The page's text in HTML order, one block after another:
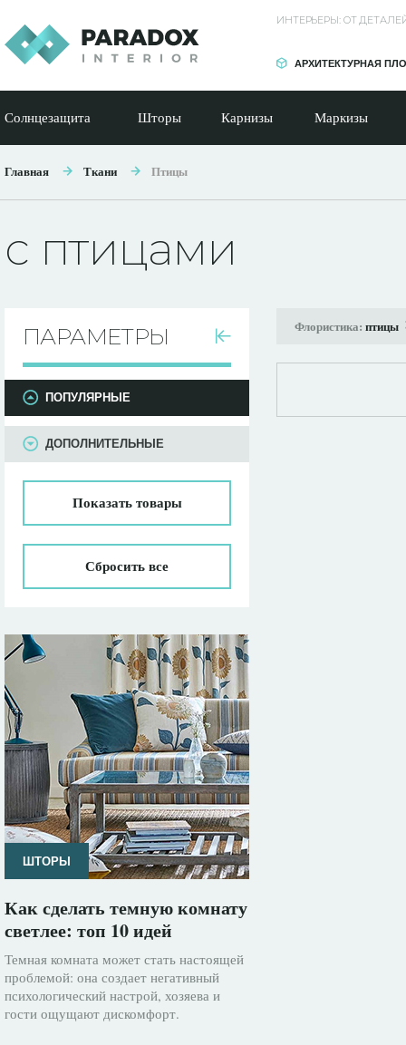
ИНТЕРЬЕРЫ: ОТ
АРХИТЕКТУРНАЯ
Солнцезащита Шторы Карнизы Маркизы
Главная Ткани Птицы
с птицами
ПАРАМЕТРЫ
ПАРАМЕТРЫ
ПОПУЛЯРНЫЕ
ДОПОЛНИТЕЛЬНЫЕ
Показатьтовары
Сбросить все
ШТОРЫ
Как сделать темную комнату
светлее: топ 10 идей
Темная комната может стать настоящей
проблемой: она создает негативный
психологический настрой, хозяева и
гости ощущают дискомфорт.
Флористика: птицы